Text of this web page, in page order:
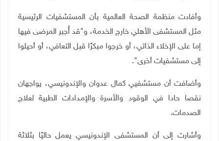
وأفادت منظمة الصحة العالمية بأن المستشفيات الرئيسية
مثل المستشفى الأهلي خارج الخدمة، و"قد أُجبر المرضى فيها
إما على الإخلاء الذاتي، أو خرجوا مبكرًا قبل التعافي، أو أحيلوا
إلى مستشفيات أخرى".
وأضافت أن مستشفيي كمال عدوان والإندونيسي، يواجهان
نقصا حادا في الوقود والأسرة والإمدادات الطبية لعلاج
الصدمات.
وأشارت إلى أن المستشفى الإندونيسي يعمل حاليًا بثلاثة